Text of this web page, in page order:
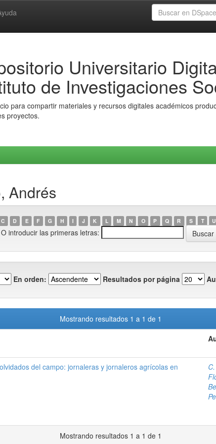
Universitario
de Investigaciones
para compartir materiales y recursos digitales académicos
proyectos.
Andrés
C D E F G H I J K L M N O P Q R S T U
O introducir las primeras letras:
En orden: Resultados por página
Mostrando resultados 1 a 1 de 1
del campo: jornaleras y jornaleros agrícolas en
Mostrando resultados 1 a 1 de 1